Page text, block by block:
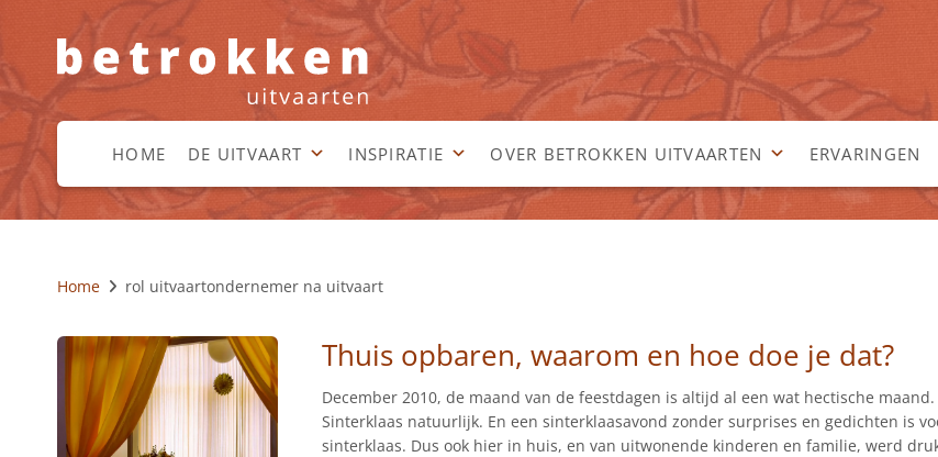
HOME DE UITVAART INSPIRATIE OVER BETROKKEN UITVAARTEN ERVARINGEN
Home rol uitvaartondernemer na uitvaart
Thuis opbaren, waarom en hoe doe je dat?
December 2010, de maand van de feestdagen is altijd al een wat hectische
Sinterklaas natuurlijk. En een sinterklaasavond zonder surprises en gedichten is
sinterklaas. Dus ook hier in huis, en van uitwonende kinderen en familie, werd